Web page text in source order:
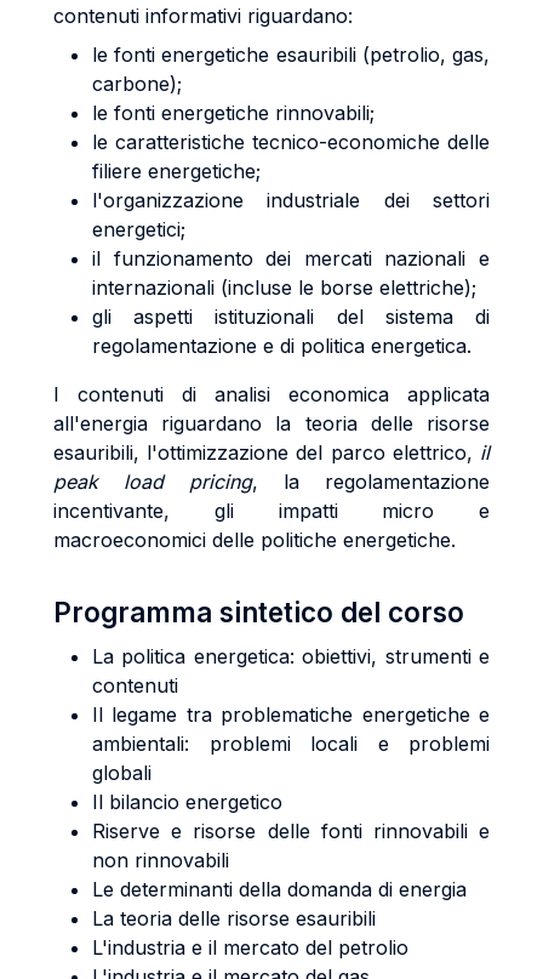
contenuti informativi riguardano:
le fonti energetiche esauribili (petrolio, gas,
carbone);
le fonti energetiche rinnovabili;
le caratteristiche tecnico-economiche delle
filiere energetiche;
l'organizzazione industriale dei settori
energetici;
il funzionamento dei mercati nazionali e
internazionali (incluse le borse elettriche);
gli aspetti istituzionali del sistema di
regolamentazione e di politica energetica.
I contenuti di analisi economica applicata
all'energia riguardano la teoria delle risorse
esauribili, l'ottimizzazione del parco elettrico, il
peak load pricing, la regolamentazione
incentivante, gli impatti micro e
macroeconomici delle politiche energetiche.
Programma sintetico del corso
La politica energetica: obiettivi, strumenti e
contenuti
Il legame tra problematiche energetiche e
ambientali: problemi locali e problemi
globali
Il bilancio energetico
Riserve e risorse delle fonti rinnovabili e
non rinnovabili
Le determinanti della domanda di energia
La teoria delle risorse esauribili
L'industria e il mercato del petrolio